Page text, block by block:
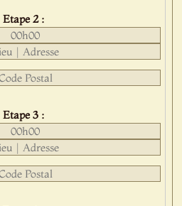
Etape 2 :
Etape 3 :